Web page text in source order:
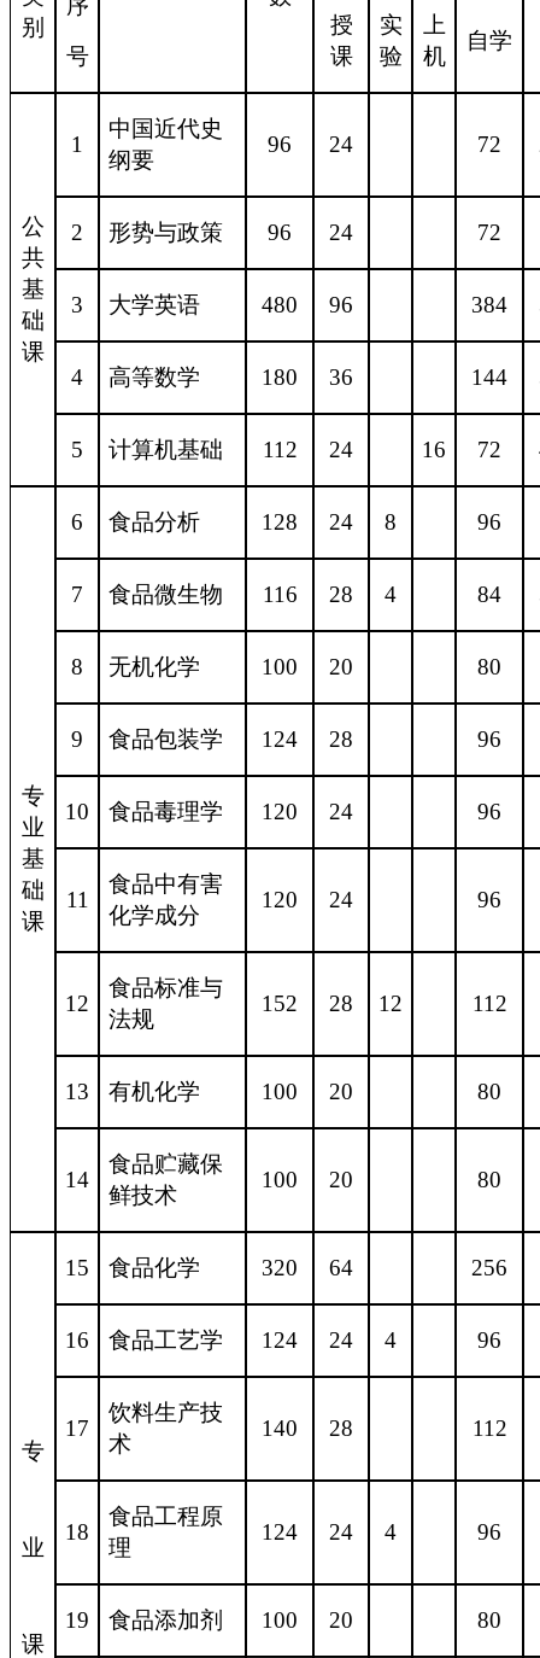
别
序
号
授
课
实
验
上
机
自学
公
共
基
础
课
1
中国近代史
纲要
96 24 72
2 形势与政策 96 24 72
3 大学英语 480 96 384
4 高等数学 180 36 144
5 计算机基础 112 24 16 72
专
业
基
础
课
6 食品分析 128 24 8 96
7 食品微生物 116 28 4 84
8 无机化学 100 20 80
9 食品包装学 124 28 96
10 食品毒理学 120 24 96
11
食品中有害
化学成分
120 24 96
12
食品标准与
法规
152 28 12 112
13 有机化学 100 20 80
14
食品贮藏保
鲜技术
100 20 80
专
业
课
15 食品化学 320 64 256
16 食品工艺学 124 24 4 96
17
饮料生产技
术
140 28 112
18
食品工程原
理
124 24 4 96
19 食品添加剂 100 20 80